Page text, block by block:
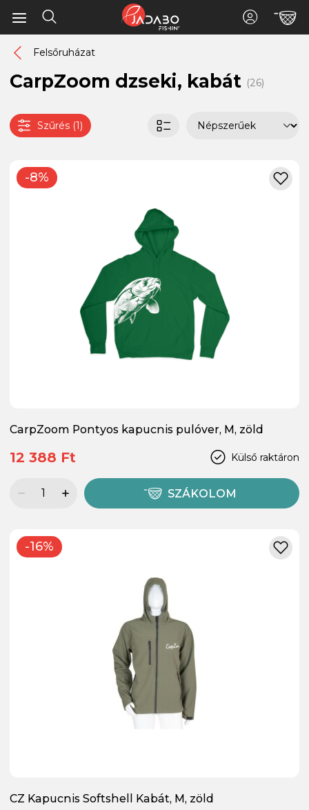
Felsőruházat
CarpZoom dzseki, kabát (26)
Szűrés (1)
-8%
CarpZoom Pontyos kapucnis pulóver, M, zöld
Külső raktáron
12 388 Ft
SZÁKOLOM
-16%
CZ Kapucnis Softshell Kabát, M, zöld